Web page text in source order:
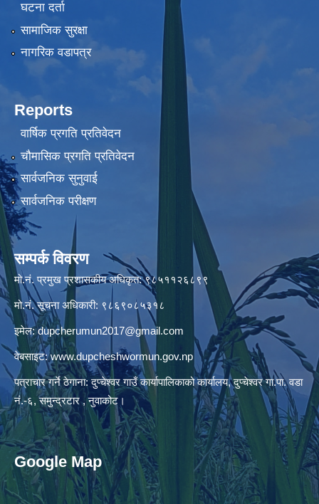
घटना दर्ता
सामाजिक सुरक्षा
नागरिक वडापत्र
Reports
वार्षिक प्रगति प्रतिवेदन
चौमासिक प्रगति प्रतिवेदन
सार्वजनिक सुनुवाई
सार्वजनिक परीक्षण
सम्पर्क विवरण
मो.नं. प्रमुख प्रशासकीय अधिकृत: ९८५११२६८९९
मो.नं. सूचना अधिकारी: ९८६९०८५३१८
इमेल:dupcherumun2017@gmail.com
वेबसाइट:www.dupcheshwormun.gov.np
पत्राचार गर्ने ठेगाना: दुप्चेश्वर गाउँ कार्यापालिकाको कार्यालय, दुप्चेश्वर गा.पा. वडा
नं.-६, समुन्द्रटार , नुवाकोट।
Google Map